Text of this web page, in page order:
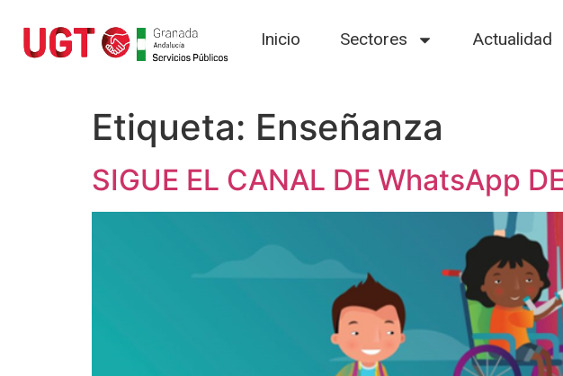
Inicio Sectores Actualidad
Etiqueta: Enseñanza
SIGUE EL CANAL DE WhatsApp